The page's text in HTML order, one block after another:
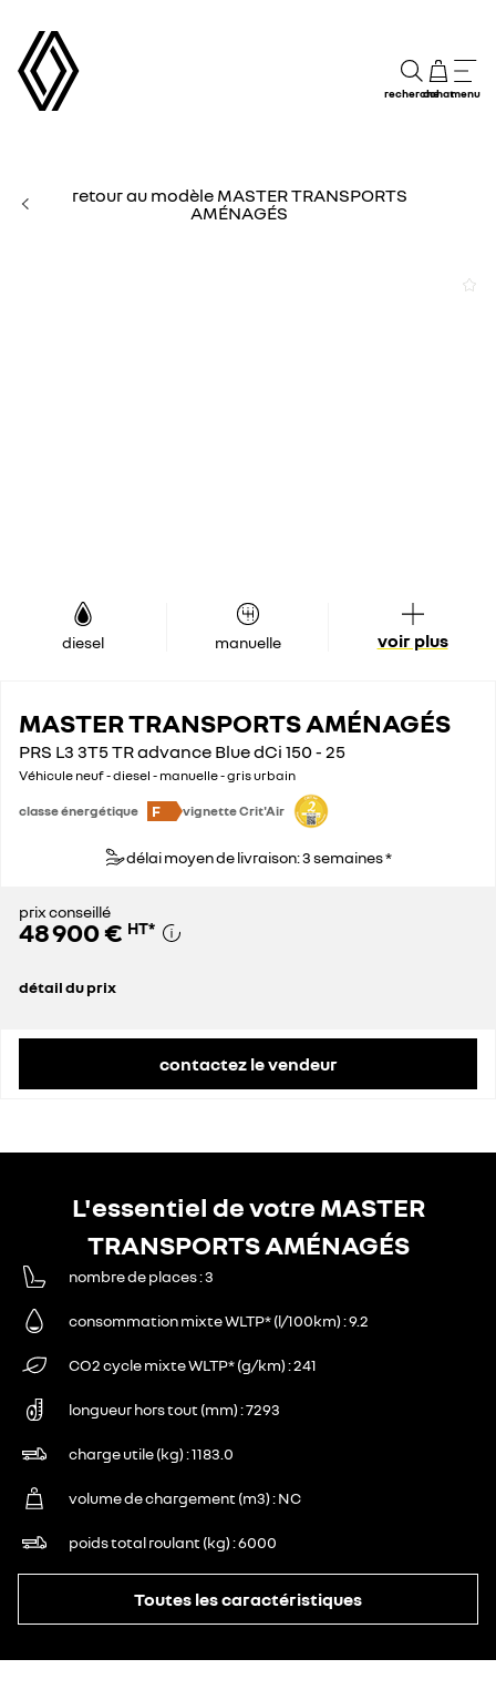
rechercheachatmenu
retour au modèle MASTER TRANSPORTS
AMÉNAGÉS
diesel manuelle voir plus
MASTER TRANSPORTS AMÉNAGÉS
PRS L3 3T5 TR advance Blue dCi 150 - 25
Véhicule neuf - diesel - manuelle - gris urbain
classe énergétique F vignette Crit'Air
délai moyen de livraison: 3 semaines *
prix conseillé
48 900 € HT*
détail du prix
contactez le vendeur
L'essentiel de votre MASTER
TRANSPORTS AMÉNAGÉS
nombre de places 3
consommation mixte WLTP* (l/100km) 9.2
CO2 cycle mixte WLTP* (g/km) 241
longueur hors tout (mm) 7293
charge utile (kg) 1183.0
volume de chargement (m3) NC
poids total roulant (kg) 6000
Toutes les caractéristiques